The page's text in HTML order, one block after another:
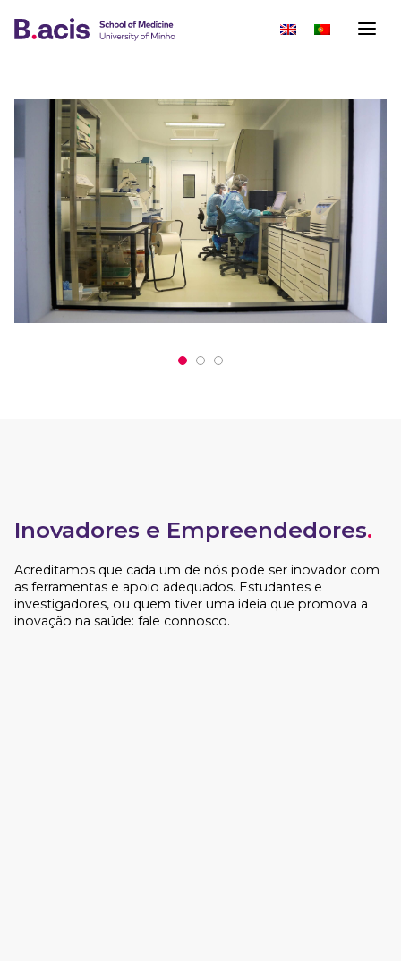
Inovadores e Empreendedores.
Acreditamos que cada um de nós pode ser inovador com
as ferramentas e apoio adequados. Estudantes e
investigadores, ou quem tiver uma ideia que promova a
inovação na saúde: fale connosco.